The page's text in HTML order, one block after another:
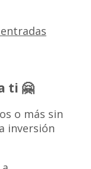
ti 🤗
o más sin
inversión